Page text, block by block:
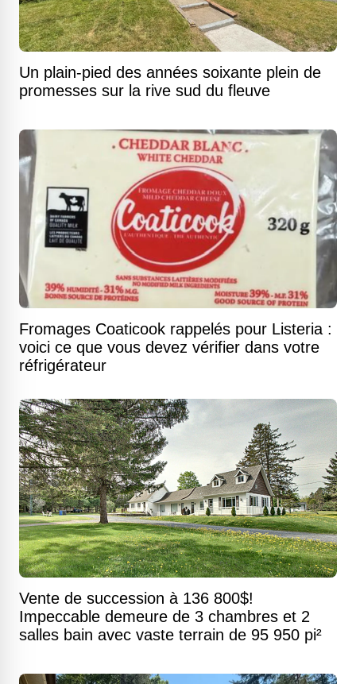
Un plain-pied des années soixante plein de
promesses sur la rive sud du fleuve
Fromages Coaticook rappelés pour Listeria :
voici ce que vous devez vérifier dans votre
réfrigérateur
Vente de succession à 136 800$!
Impeccable demeure de 3 chambres et 2
salles bain avec vaste terrain de 95 950 pi²